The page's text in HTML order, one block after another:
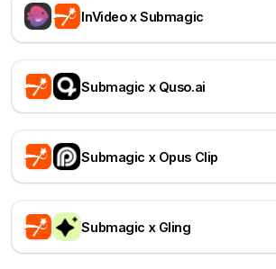
InVideo x Submagic
Submagic x Quso.ai
Submagic x Opus Clip
Submagic x Gling